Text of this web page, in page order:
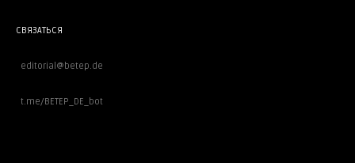
СВЯЗАТЬСЯ
editorial@betep.de
t.me/BETEP_DE_bot